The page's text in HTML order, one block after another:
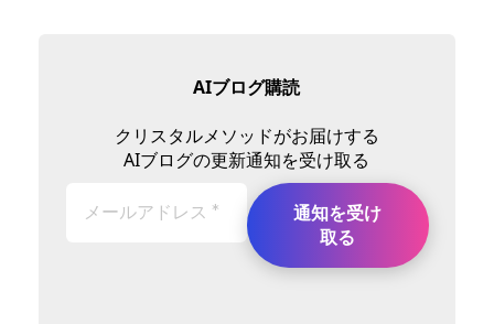
AIブログ購読
クリスタルメソッドがお届けする
AIブログの更新通知を受け取る